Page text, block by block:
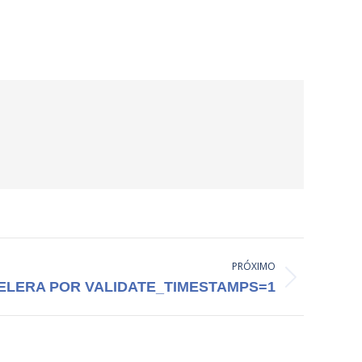
PRÓXIMO
POR VALIDATE_TIMESTAMPS=1